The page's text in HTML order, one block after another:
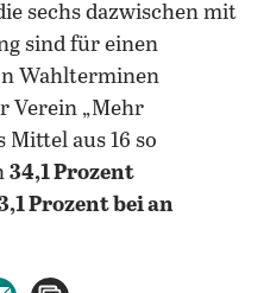
sechs dazwischen mit
sind für einen
Wahlterminen
Verein „Mehr
Mittel aus 16 so
34,1 Prozent
Prozent bei an